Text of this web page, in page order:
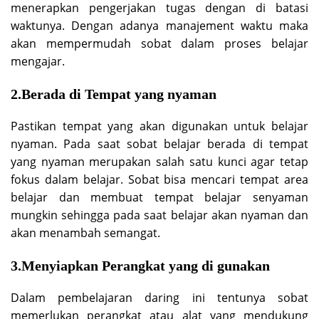
menerapkan pengerjakan tugas dengan di batasi
waktunya. Dengan adanya manajement waktu maka
akan mempermudah sobat dalam proses belajar
mengajar.
2.Berada di Tempat yang nyaman
Pastikan tempat yang akan digunakan untuk belajar
nyaman. Pada saat sobat belajar berada di tempat
yang nyaman merupakan salah satu kunci agar tetap
fokus dalam belajar. Sobat bisa mencari tempat area
belajar dan membuat tempat belajar senyaman
mungkin sehingga pada saat belajar akan nyaman dan
akan menambah semangat.
3.Menyiapkan Perangkat yang di gunakan
Dalam pembelajaran daring ini tentunya sobat
memerlukan perangkat atau alat yang mendukung